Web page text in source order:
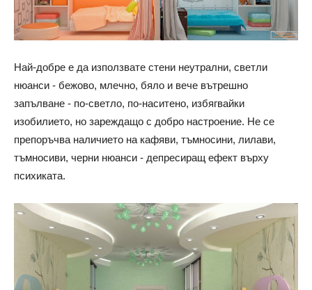
Най-добре е да използвате стени неутрални, светли
нюанси - бежово, млечно, бяло и вече вътрешно
запълване - по-светло, по-наситено, избягвайки
изобилието, но зареждащо с добро настроение. Не се
препоръчва наличието на кафяви, тъмносини, лилави,
тъмносиви, черни нюанси - депресиращ ефект върху
психиката.